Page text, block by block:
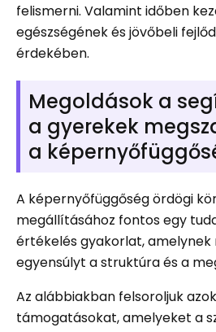
felismerni. Valamint időben
egészségének és jövőbeli
érdekében.
Megoldások a
a gyerekek
a
A képernyőfüggőség ördögi
megállításához fontos egy
értékelés gyakorlat, amelynek
egyensúlyt a struktúra és a
Az alábbiakban felsoroljuk
támogatásokat, amelyeket a